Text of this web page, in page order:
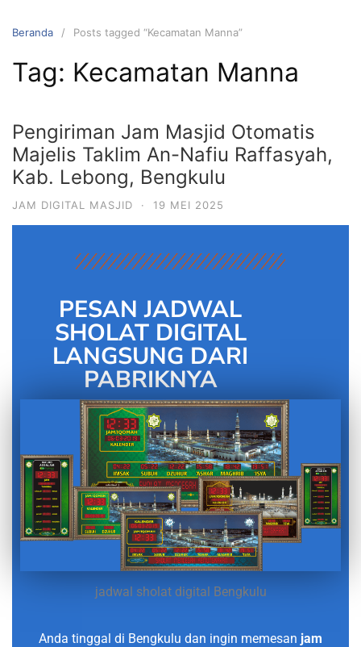
Beranda Posts tagged “Kecamatan Manna”
Tag: Kecamatan Manna
Pengiriman Jam Masjid Otomatis
Majelis Taklim An-Nafiu Raffasyah,
Kab. Lebong, Bengkulu
JAM DIGITAL MASJID · 19 MEI 2025
PESAN JADWAL
SHOLAT DIGITAL
LANGSUNG DARI
PABRIKNYA
jadwal sholat digital Bengkulu
Anda tinggal di Bengkulu dan ingin memesan jam